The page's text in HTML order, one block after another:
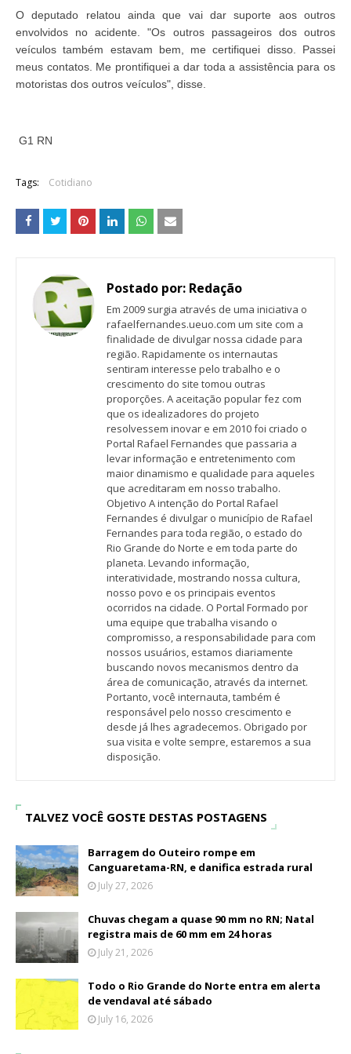
O deputado relatou ainda que vai dar suporte aos outros
envolvidos no acidente. "Os outros passageiros dos outros
veículos também estavam bem, me certifiquei disso. Passei
meus contatos. Me prontifiquei a dar toda a assistência para os
motoristas dos outros veículos", disse.
G1 RN
Tags: Cotidiano
Postado por: Redação
Em 2009 surgia através de uma iniciativa o
rafaelfernandes.ueuo.com um site com a
finalidade de divulgar nossa cidade para
região. Rapidamente os internautas
sentiram interesse pelo trabalho e o
crescimento do site tomou outras
proporções. A aceitação popular fez com
que os idealizadores do projeto
resolvessem inovar e em 2010 foi criado o
Portal Rafael Fernandes que passaria a
levar informação e entretenimento com
maior dinamismo e qualidade para aqueles
que acreditaram em nosso trabalho.
Objetivo A intenção do Portal Rafael
Fernandes é divulgar o município de Rafael
Fernandes para toda região, o estado do
Rio Grande do Norte e em toda parte do
planeta. Levando informação,
interatividade, mostrando nossa cultura,
nosso povo e os principais eventos
ocorridos na cidade. O Portal Formado por
uma equipe que trabalha visando o
compromisso, a responsabilidade para com
nossos usuários, estamos diariamente
buscando novos mecanismos dentro da
área de comunicação, através da internet.
Portanto, você internauta, também é
responsável pelo nosso crescimento e
desde já lhes agradecemos. Obrigado por
sua visita e volte sempre, estaremos a sua
disposição.
TALVEZ VOCÊ GOSTE DESTAS POSTAGENS
Barragem do Outeiro rompe em
Canguaretama-RN, e danifica estrada rural
July 27, 2026
Chuvas chegam a quase 90 mm no RN; Natal
registra mais de 60 mm em 24 horas
July 21, 2026
Todo o Rio Grande do Norte entra em alerta
de vendaval até sábado
July 16, 2026